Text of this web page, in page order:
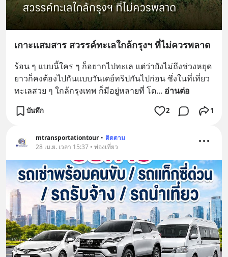
เกาะแสมสาร สวรรค์ทะเลใกล้กรุงฯ ที่ไม่ควรพลาด
ร้อน ๆ แบบนี้ใคร ๆ ก็อยากไปทะเล แต่ว่ายังไม่ถึงช่วงหยุด
ยาวก็คงต้องไปกันแบบวันเดย์ทริปกันไปก่อน ซึ่งในที่เที่ยว
ทะเลสวย ๆ ใกล้กรุงเทพ ก็มีอยู่หลายที่ โด... อ่านต่อ
บันทึก 2 1
mtransportationtour • ติดตาม
28 เม.ย. เวลา 15:37 • ท่องเที่ยว